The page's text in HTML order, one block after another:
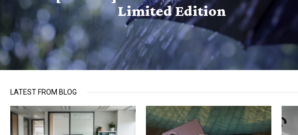
Limited Edition
LATEST FROM BLOG